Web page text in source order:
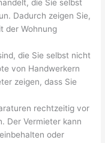
die Sie selbst
Dadurch zeigen Sie,
der Wohnung
die Sie selbst nicht
von Handwerkern
zeigen, dass Sie
rechtzeitig vor
Der Vermieter kann
oder